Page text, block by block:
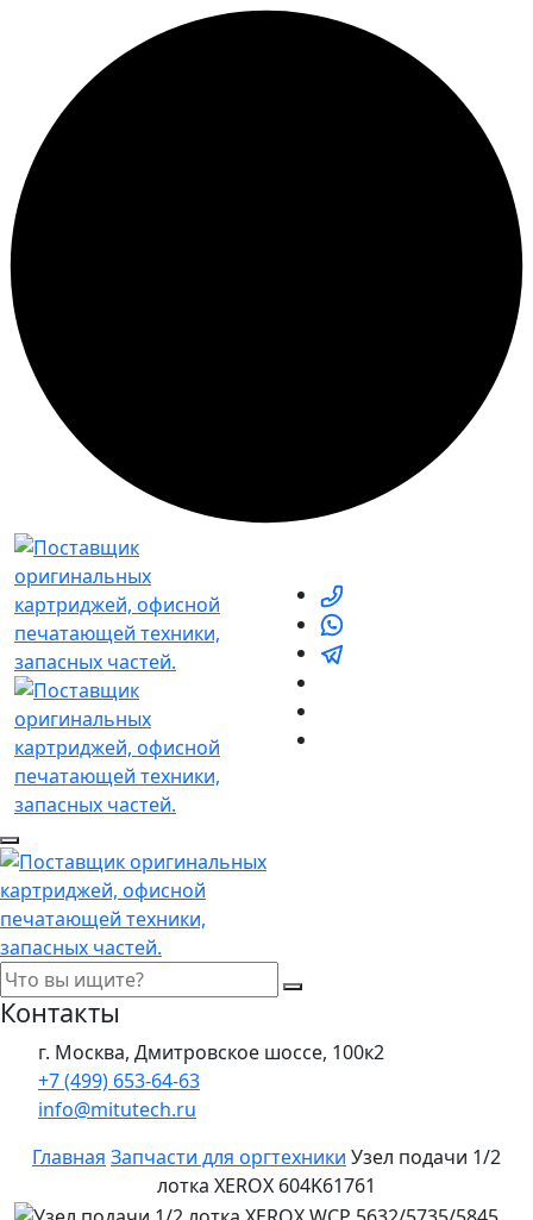
Контакты
г. Москва, Дмитровское шоссе, 100к2
+7 (499) 653-64-63
info@mitutech.ru
Главная Запчасти для оргтехники Узел подачи 1/2
лотка XEROX 604K61761